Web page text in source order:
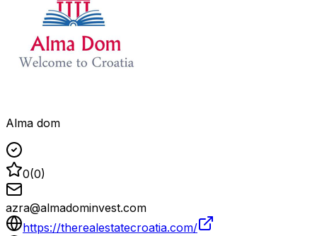
Alma dom
0(0)
azra@almadominvest.com
https://therealestatecroatia.com/